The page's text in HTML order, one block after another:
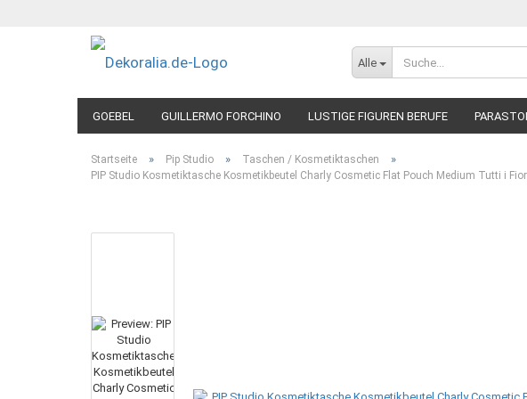
Alle
GOEBEL GUILLERMO FORCHINO LUSTIGE FIGUREN BERUFE
Startseite » Pip Studio » Taschen / Kosmetiktaschen »
PIP Studio Kosmetiktasche Kosmetikbeutel Charly Cosmetic Flat Pouch Medium Tutti i